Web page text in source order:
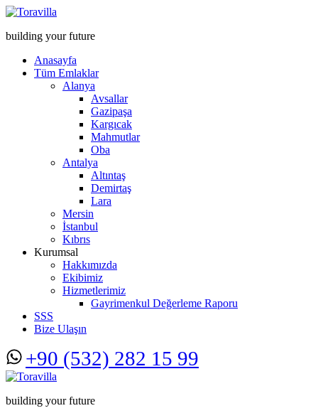
building your future
Anasayfa
Tüm Emlaklar
Alanya
Avsallar
Gazipaşa
Kargıcak
Mahmutlar
Oba
Antalya
Altıntaş
Demirtaş
Lara
Mersin
İstanbul
Kıbrıs
Kurumsal
Hakkımızda
Ekibimiz
Hizmetlerimiz
Gayrimenkul Değerleme Raporu
SSS
Bize Ulaşın
+90 (532) 282 15 99
building your future